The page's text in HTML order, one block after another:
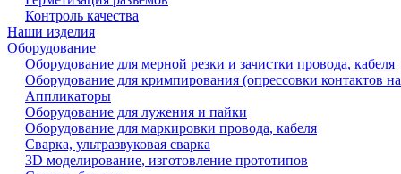
Контроль качества
Наши изделия
Оборудование
Оборудование для мерной резки и зачистки провода, кабеля
Оборудование для кримпирования (опрессовки контактов
Аппликаторы
Оборудование для лужения и пайки
Оборудование для маркировки провода, кабеля
Сварка, ультразвуковая сварка
3D моделирование, изготовление прототипов